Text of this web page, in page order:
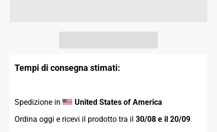
Tempi di consegna stimati:
Spedizione in
United States of America
Ordina oggi e ricevi il prodotto tra il 30/08 e il 20/09